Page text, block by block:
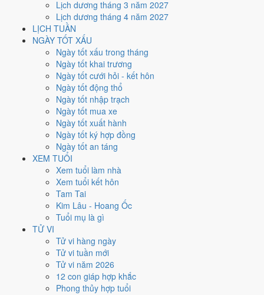
Lịch dương tháng 3 năm 2027
Lịch dương tháng 4 năm 2027
LỊCH TUẦN
NGÀY TỐT XẤU
Ngày tốt xấu trong tháng
Ngày tốt khai trương
Ngày tốt cưới hỏi - kết hôn
Ngày tốt động thổ
Ngày tốt nhập trạch
Ngày tốt mua xe
Ngày tốt xuất hành
Ngày tốt ký hợp đồng
Ngày tốt an táng
XEM TUỔI
Xem tuổi làm nhà
Xem tuổi kết hôn
Tam Tai
Kim Lâu - Hoang Ốc
Tuổi mụ là gì
TỬ VI
Tử vi hàng ngày
Tử vi tuần mới
Tử vi năm 2026
12 con giáp hợp khắc
Phong thủy hợp tuổi
Thượng Thổ. Tổng hòa, đây làNgày Đại Hung
cho các việc quan trọng. Giờ Hoàng Đạo trong ngày:
Thìn, Ngọ, Mùi, Tuất, Hợi
Ngày Dương
Tháng 12 năm 2021
Tháng 11 âm năm 2021
Tiết Tiểu Tuyết
Canh Tý
Tân Sửu
Ngày Đinh Hợi có TrựcBế(ngày đóng cửa, bế tắc) và gặp Sao
Tước hắc đạo. Điểm trung bình 7 việc chính chỉ
Ngày Đại Hung, tránh hẳn cưới hỏi, khai trương, động thổ.
Mão, Mùi, Dầnhợp ngày; tuổi